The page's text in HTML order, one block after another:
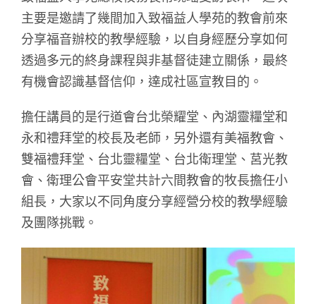
主要是邀請了幾間加入致福益人學苑的教會前來
分享福音辦校的教學經驗，以自身經歷分享如何
透過多元的終身課程與非基督徒建立關係，最終
有機會認識基督信仰，達成社區宣教目的。
擔任講員的是行道會台北榮耀堂、內湖靈糧堂和
永和禮拜堂的校長及老師，另外還有美福教會、
雙福禮拜堂、台北靈糧堂、台北衛理堂、莒光教
會、衛理公會平安堂共計六間教會的牧長擔任小
組長，大家以不同角度分享經營分校的教學經驗
及團隊挑戰。